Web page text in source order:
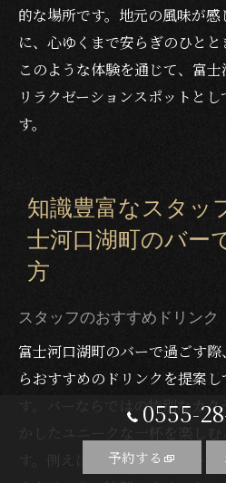
的な場所です。地元の風味が
に、心ゆくまで安らぎのひとと
このような体験を通じて、富
リラクゼーションスポットと
す。
知識豊富なスタッ
士河口湖町のバー
方
スタッフのおすすめドリンク
富士河口湖町のバーで過ごす
らおすすめのドリンクを提案
す。バーならではの特別なカ
かしたユニークな一杯を楽し
す。例えば、地元産のフルー
0555-
予約する